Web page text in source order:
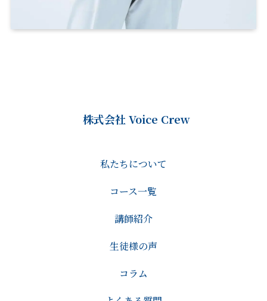
株式会社 Voice Crew
私たちについて
コース一覧
講師紹介
生徒様の声
コラム